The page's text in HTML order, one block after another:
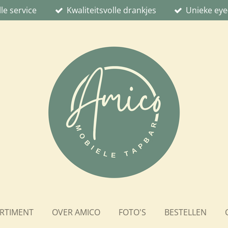
service Kwaliteitsvolle drankjes Unieke
OVER AMICO FOTO'S BESTELLEN